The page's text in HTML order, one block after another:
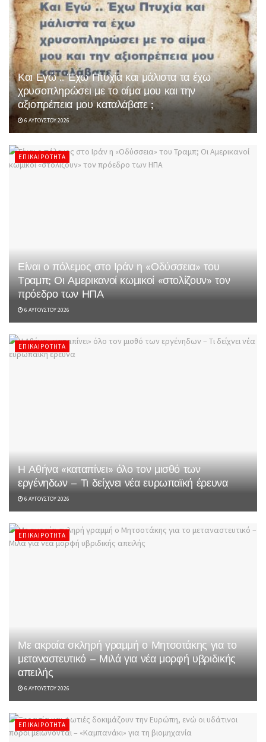
Και Εγώ .. Έχω Πτυχία και μάλιστα τα έχω
χρυσοπληρώσει με το αίμα μου και την
αξιοπρέπεια μου καταλάβατε ;
6 ΑΥΓΟΎΣΤΟΥ 2026
ΕΠΙΚΑΙΡΌΤΗΤΑ
Είναι ο πόλεμος στο Ιράν η «Οδύσσεια» του
Τραμπ; Οι Αμερικανοί κωμικοί «στολίζουν» τον
πρόεδρο των ΗΠΑ
6 ΑΥΓΟΎΣΤΟΥ 2026
ΕΠΙΚΑΙΡΌΤΗΤΑ
Η Αθήνα «καταπίνει» όλο τον μισθό των
εργένηδων – Τι δείχνει νέα ευρωπαϊκή έρευνα
6 ΑΥΓΟΎΣΤΟΥ 2026
ΕΠΙΚΑΙΡΌΤΗΤΑ
Με ακραία σκληρή γραμμή ο Μητσοτάκης για το
μεταναστευτικό – Μιλά για νέα μορφή υβριδικής
απειλής
6 ΑΥΓΟΎΣΤΟΥ 2026
ΕΠΙΚΑΙΡΌΤΗΤΑ